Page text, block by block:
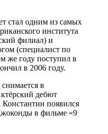
стал одним из самых
института
филиал) и
(специалист по
же году поступил в
в 2006 году.
в
дебют
Константин появился
в фильме «9